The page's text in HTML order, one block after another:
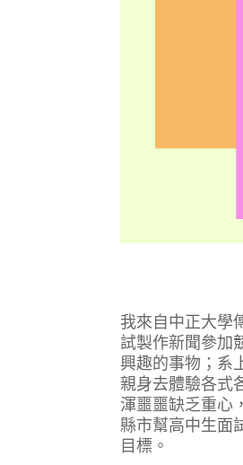
我來自中正大學
試製作新聞參加
興趣的事物；系
親身去體驗各式
渾噩噩缺乏重心
縣市幫高中生面
目標。